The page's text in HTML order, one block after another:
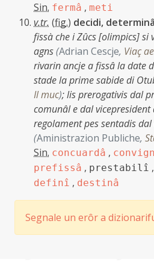
Sin. fermâ , meti
v.tr. (fig.) decidi,
fissà che i Zûcs [olimpics] si
agns(Adrian Cescje, Viaç
rivarin ancje a fissâ la date
stade la prime sabide di
Il muc);lis prerogativis dal
comunâl e dal
regolament pes sentadis
(Aministrazion Publiche,
Sin. concuardâ ,
prefissâ , prestabilî ,
definî , destinâ
Segnale un erôr a